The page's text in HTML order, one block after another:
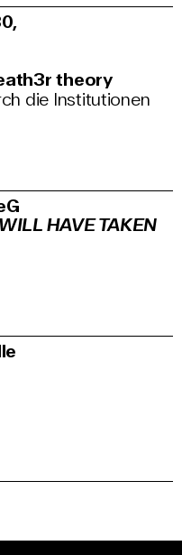
,
theory
die Institutionen
HAVE TAKEN